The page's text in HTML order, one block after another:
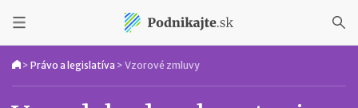
> Právo a legislatíva > Vzorové zmluvy